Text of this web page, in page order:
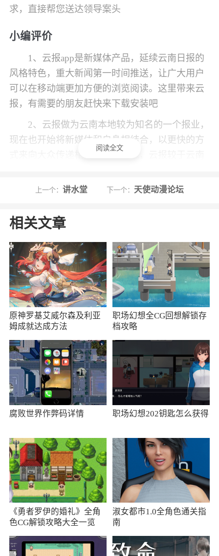
求，直接帮您送达领导案头
小编评价
1、云报app是新媒体产品，延续云南日报的
风格特色，重大新闻第一时间推送，让广大用户
可以在移动端更加方便的浏览阅读。这里带来云
报，有需要的朋友赶快来下载安装吧
2、云报做为云南本地较为知名的一个报业，
现在也开始将新媒体和自身相结合，以更快的方
想关注云南又或者本身就处在云南的话，那么这
3、云报是由云南日报报业集团打造的新媒体
新的党政要闻。你还可以通过这款软件直接进行
网络问政，查阅云南当地的最新政策信息等
4、我们的日常少不了新闻资讯，不了解外面
的世界发生什么事情，我们就好像一个井底之
蛙，所以一起来下载《云报》这款新闻资讯软件
以选择你感兴趣的新闻版块阅读，明星、汽车、
体育、游戏...版块太多，我就不一一的列举。欢
迎感兴趣的用户来下载使用
更新日志
更新日志
1. 政声频道升级，带来更多资讯动态。
2. 问题修复，体验升级。
更新日志
1. UI界面优化。
阅读全文
上一个：讲水堂 下一个： 天使动漫论坛
相关文章
原神罗基艾威尔森及利亚
姆成就达成方法
职场幻想全CG回想解锁存
档攻略
腐败世界作弊码详情 职场幻想202钥匙怎么获得
《勇者罗伊的婚礼》全角
色CG解锁攻略大全一览
淑女都市1.0全角色通关指
南